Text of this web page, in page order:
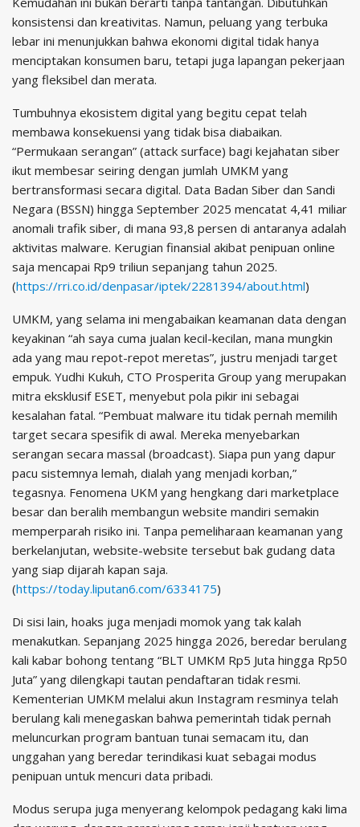
konsistensi dan kreativitas. Namun, peluang yang terbuka
lebar ini menunjukkan bahwa ekonomi digital tidak hanya
menciptakan konsumen baru, tetapi juga lapangan pekerjaan
yang fleksibel dan merata.
Tumbuhnya ekosistem digital yang begitu cepat telah
membawa konsekuensi yang tidak bisa diabaikan.
“Permukaan serangan” (attack surface) bagi kejahatan siber
ikut membesar seiring dengan jumlah UMKM yang
bertransformasi secara digital. Data Badan Siber dan Sandi
Negara (BSSN) hingga September 2025 mencatat 4,41 miliar
anomali trafik siber, di mana 93,8 persen di antaranya adalah
aktivitas malware. Kerugian finansial akibat penipuan online
saja mencapai Rp9 triliun sepanjang tahun 2025.
(https://rri.co.id/denpasar/iptek/2281394/about.html)
UMKM, yang selama ini mengabaikan keamanan data dengan
keyakinan “ah saya cuma jualan kecil-kecilan, mana mungkin
ada yang mau repot-repot meretas”, justru menjadi target
empuk. Yudhi Kukuh, CTO Prosperita Group yang merupakan
mitra eksklusif ESET, menyebut pola pikir ini sebagai
kesalahan fatal. “Pembuat malware itu tidak pernah memilih
target secara spesifik di awal. Mereka menyebarkan
serangan secara massal (broadcast). Siapa pun yang dapur
pacu sistemnya lemah, dialah yang menjadi korban,”
tegasnya. Fenomena UKM yang hengkang dari marketplace
besar dan beralih membangun website mandiri semakin
memperparah risiko ini. Tanpa pemeliharaan keamanan yang
berkelanjutan, website-website tersebut bak gudang data
yang siap dijarah kapan saja.
(https://today.liputan6.com/6334175)
Di sisi lain, hoaks juga menjadi momok yang tak kalah
menakutkan. Sepanjang 2025 hingga 2026, beredar berulang
kali kabar bohong tentang “BLT UMKM Rp5 Juta hingga Rp50
Juta” yang dilengkapi tautan pendaftaran tidak resmi.
Kementerian UMKM melalui akun Instagram resminya telah
berulang kali menegaskan bahwa pemerintah tidak pernah
meluncurkan program bantuan tunai semacam itu, dan
unggahan yang beredar terindikasi kuat sebagai modus
penipuan untuk mencuri data pribadi.
Modus serupa juga menyerang kelompok pedagang kaki lima